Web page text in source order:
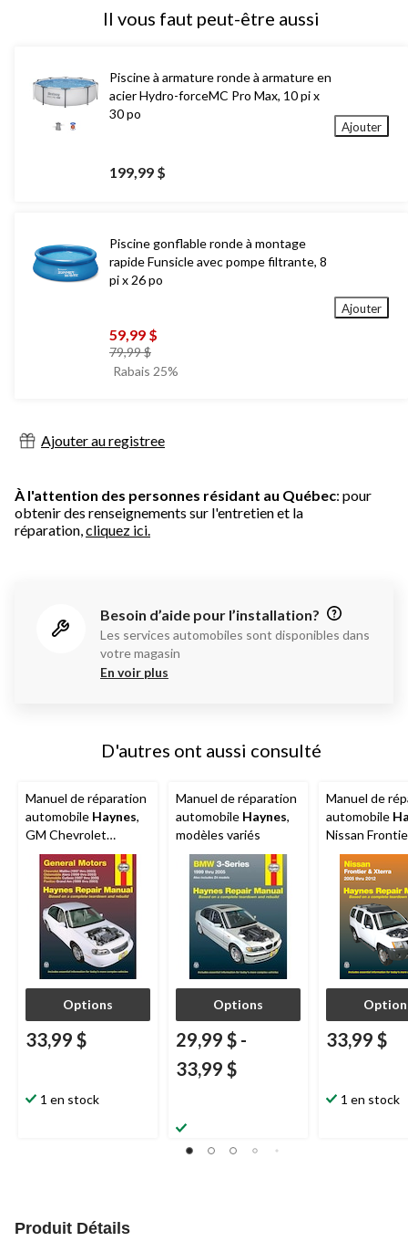
Il vous faut peut-être aussi
Piscine à armature ronde à armature en
acier Hydro-forceMC Pro Max, 10 pi x
30 po
199,99 $
Ajouter
Piscine gonflable ronde à montage
rapide Funsicle avec pompe filtrante, 8
pi x 26 po
59,99 $
79,99 $prix
était
Rabais 25%
Ajouter
Ajouter au registree
À l'attention des personnes résidant au Québec: pour
obtenir des renseignements sur l'entretien et la
réparation,cliquez ici.
Besoin d’aide pour l’installation?
Les services automobiles sont disponibles dans
votre magasin
En voir plus
D'autres ont aussi consulté
Manuel de réparation
automobile Haynes,
GM Chevrolet
Oldsmobile Pontiac,
38026
Options
33,99 $
1 en stock
Manuel de réparation
automobile Haynes,
modèles variés
Options
29,99 $ -
33,99 $
Manuel de
automobile
Nissan
Xterra 2005 à
72032
33,99 $
1 en stock
Produit Détails